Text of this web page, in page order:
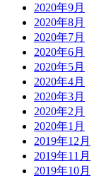
2020年9月
2020年8月
2020年7月
2020年6月
2020年5月
2020年4月
2020年3月
2020年2月
2020年1月
2019年12月
2019年11月
2019年10月